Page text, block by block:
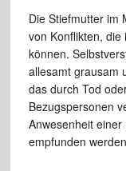
Die Stiefmutter im
von Konflikten,
können.
allesamt grausam
das durch Tod
Bezugspersonen
Anwesenheit einer
empfunden